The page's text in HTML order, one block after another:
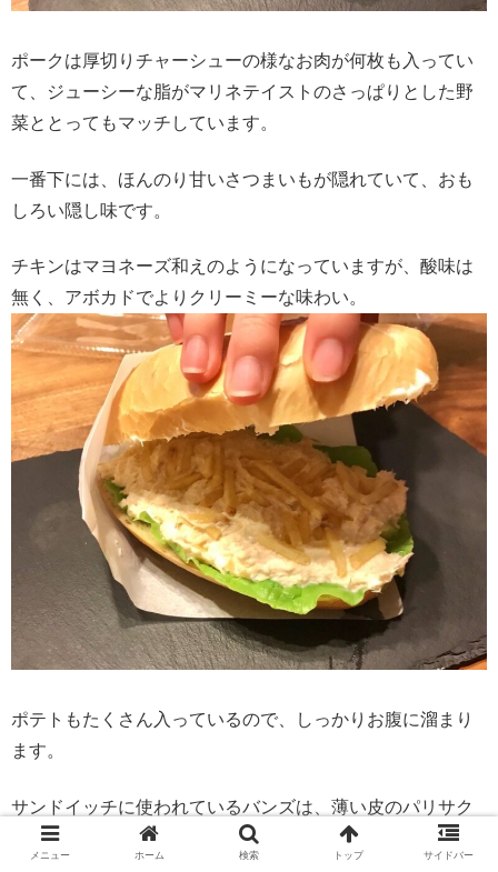
ポークは厚切りチャーシューの様なお肉が何枚も入ってい
て、ジューシーな脂がマリネテイストのさっぱりとした野
菜ととってもマッチしています。
一番下には、ほんのり甘いさつまいもが隠れていて、おも
しろい隠し味です。
チキンはマヨネーズ和えのようになっていますが、酸味は
無く、アボカドでよりクリーミーな味わい。
ポテトもたくさん入っているので、しっかりお腹に溜まり
ます。
サンドイッチに使われているバンズは、薄い皮のパリサク
ッとした噛み応えと中身のふわふわな柔らかさがとっても
メニュー ホーム 検索 トップ サイドバー